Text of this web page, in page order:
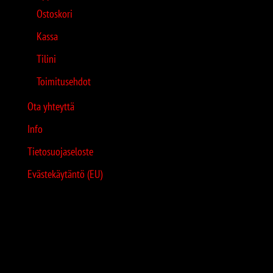
Ostoskori
Kassa
Tilini
Toimitusehdot
Ota yhteyttä
Info
Tietosuojaseloste
Evästekäytäntö (EU)